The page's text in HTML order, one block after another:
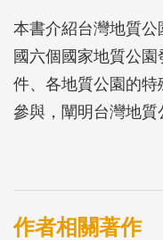
本書介紹台灣地質
國六個國家地質公
件、各地質公園的
參與，闡明台灣地
作者相關著作